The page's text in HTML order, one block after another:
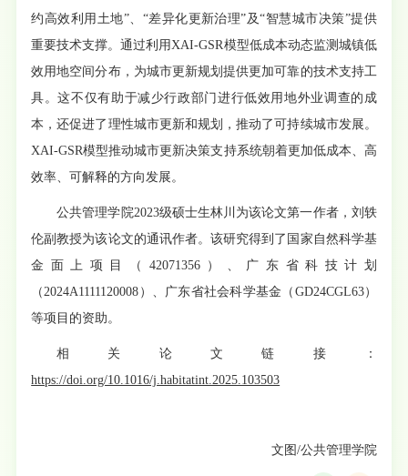
约高效利用土地”、“差异化更新治理”及“智慧城市决策”提供
重要技术支撑。通过利用XAI-GSR模型低成本动态监测城镇低
效用地空间分布，为城市更新规划提供更加可靠的技术支持工
具。这不仅有助于减少行政部门进行低效用地外业调查的成
本，还促进了理性城市更新和规划，推动了可持续城市发展。
XAI-GSR模型推动城市更新决策支持系统朝着更加低成本、高
效率、可解释的方向发展。
公共管理学院2023级硕士生林川为该论文第一作者，刘轶
伦副教授为该论文的通讯作者。该研究得到了国家自然科学基
金面上项目（42071356）、广东省科技计划
（2024A1111120008）、广东省社会科学基金（GD24CGL63）
等项目的资助。
相关论文链接：
https://doi.org/10.1016/j.habitatint.2025.103503
文图/公共管理学院